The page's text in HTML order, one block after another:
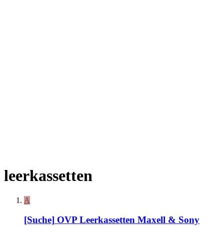
leerkassetten
A
[Suche] OVP Leerkassetten Maxell & Sony